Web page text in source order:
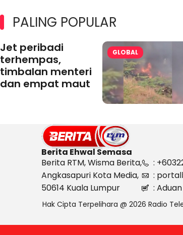
PALING POPULAR
Jet peribadi
terhempas,
timbalan menteri
dan empat maut
GLOBAL
Berita Ehwal Semasa
Berita RTM, Wisma Berita,
Angkasapuri Kota Media,
50614 Kuala Lumpur
:
:
:
Hak Cipta Terpelihara @ 2026 Radio